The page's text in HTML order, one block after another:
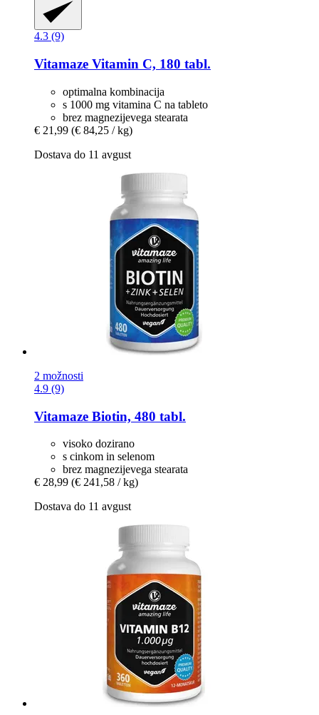
4.3 (9)
Vitamaze Vitamin C, 180 tabl.
optimalna kombinacija
s 1000 mg vitamina C na tableto
brez magnezijevega stearata
€ 21,99 (€ 84,25 / kg)
Dostava do 11 avgust
2 možnosti
4.9 (9)
Vitamaze Biotin, 480 tabl.
visoko dozirano
s cinkom in selenom
brez magnezijevega stearata
€ 28,99 (€ 241,58 / kg)
Dostava do 11 avgust